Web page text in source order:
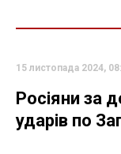
15 листопада 2024,
Росіяни за
ударів по